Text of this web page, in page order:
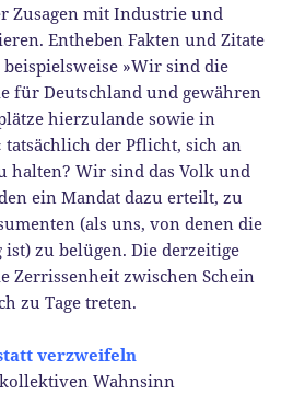
Zusagen mit Industrie und
Entheben Fakten und Zitate
»Wir sind die
für Deutschland und gewähren
hierzulande sowie in
der Pflicht, sich an
halten? Wir sind das Volk und
ein Mandat dazu erteilt, zu
(als uns, von denen die
zu belügen. Die derzeitige
Zerrissenheit zwischen Schein
zu Tage treten.
verzweifeln
Wahnsinn